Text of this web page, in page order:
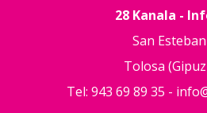
28 Kanala -
San
Tolosa
Tel: 943 69 89 35 -